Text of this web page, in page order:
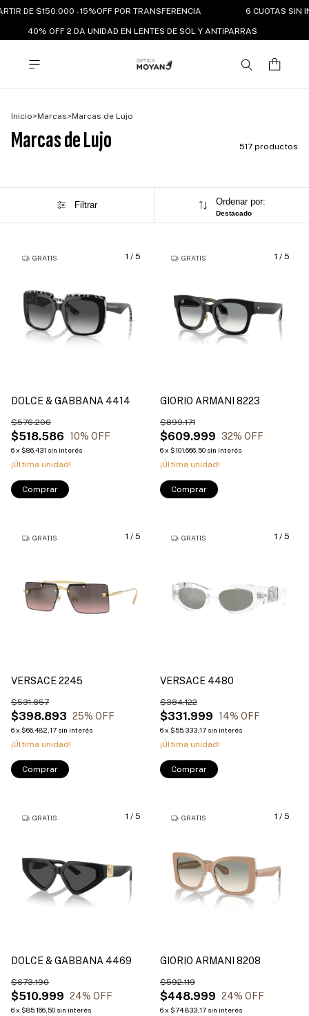
DE $150.000 - 15%OFF POR TRANSFERENCIA 6 CUOTAS SIN
40% OFF 2 DA UNIDAD EN LENTES DE SOL Y ANTIPARRAS
Inicio>Marcas>Marcas de Lujo
Marcas de Lujo 517 productos
Filtrar Ordenar por:
Destacado
1 / 5
GRATIS
DOLCE & GABBANA 4414
$518.586
$576.206
10% OFF
6x $86.431 sin interés
¡Última unidad!
Comprar
1 / 5
GRATIS
GIORIO ARMANI 8223
$609.999
$899.171
32% OFF
6x $101.666,50 sin interés
¡Última unidad!
Comprar
1 / 5
GRATIS
VERSACE 2245
$398.893
$531.857
25% OFF
6x $66.482,17 sin interés
¡Última unidad!
Comprar
1 / 5
GRATIS
VERSACE 4480
$331.999
$384.122
14% OFF
6x $55.333,17 sin interés
¡Última unidad!
Comprar
1 / 5
GRATIS
DOLCE & GABBANA 4469
$510.999
$673.190
24% OFF
6x $85.166,50 sin interés
1 / 5
GRATIS
GIORIO ARMANI 8208
$448.999
$592.119
24% OFF
6x $74.833,17 sin interés